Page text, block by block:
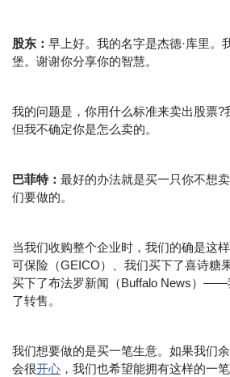
股东： 早上好。我的名字是杰德·库里。
堡。谢谢你分享你的智慧。
我的问题是，你用什么标准来卖出股票?
但我不确定你是怎么卖的。
巴菲特： 最好的办法就是买一只你不想
们要做的。
当我们收购整个企业时，我们的确是这
可保险（GEICO）、我们买下了喜诗糖果
买下了布法罗新闻（Buffalo News）——
了转售。
我们想要做的是买一笔生意。如果我们
会很开心 ，我们也希望能拥有这样的一笔